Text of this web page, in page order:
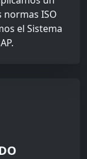
normas ISO
el Sistema